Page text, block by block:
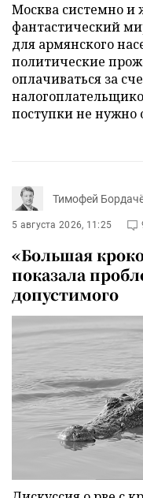
Москва системно и
фантастический
для армянского
политические
оплачиваться за
поступки не нужно
Тимофей
5 августа 2026, 11:25
«Большая
показала
допустимого